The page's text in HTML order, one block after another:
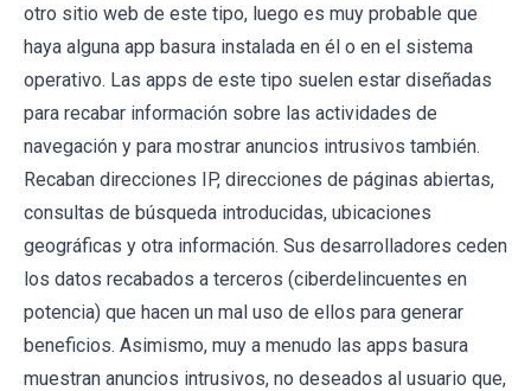
otro sitio web de este tipo, luego es muy probable que
haya alguna app basura instalada en él o en el sistema
operativo. Las apps de este tipo suelen estar diseñadas
para recabar información sobre las actividades de
navegación y para mostrar anuncios intrusivos también.
Recaban direcciones IP, direcciones de páginas abiertas,
consultas de búsqueda introducidas, ubicaciones
geográficas y otra información. Sus desarrolladores ceden
los datos recabados a terceros (ciberdelincuentes en
potencia) que hacen un mal uso de ellos para generar
beneficios. Asimismo, muy a menudo las apps basura
muestran anuncios intrusivos, no deseados al usuario que,